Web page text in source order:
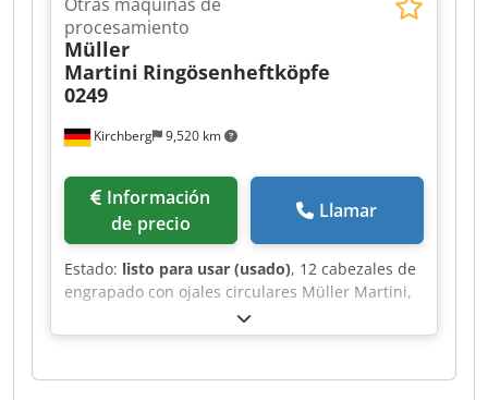
Kirchberg 9,520 km
procesamiento
Müller
Martini Ringösenheftköpfe
0249
de precio
Llamar
Estado: listo para usar (usado), 12 cabezales de
engrapado con ojales circulares Müller Martini,
modelo 0249. Dedpfx Aeh Rayzjgkokr